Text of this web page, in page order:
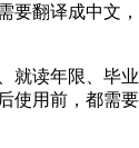
要翻译成中文
就读年限、毕
使用前，都需